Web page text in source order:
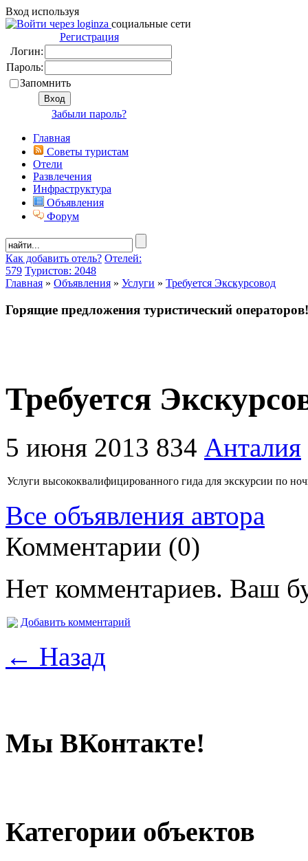
Вход используя
социальные сети
Регистрация
Логин:
Пароль:
Запомнить
Забыли пароль?
Главная
Советы туристам
Отели
Развлечения
Инфраструктура
Объявления
Форум
Как добавить отель? Отелей:
579 Туристов: 2048
Главная » Объявления » Услуги » Требуется Экскурсовод
Горящие предложения туристический операторов!
Требуется
5 июня 2013 834 Анталия
Услуги высококвалифицированного гида для экскурсии по
Все объявления автора
Комментарии (0)
Нет комментариев. Ваш
Добавить комментарий
← Назад
Мы ВКонтакте!
Категории объектов